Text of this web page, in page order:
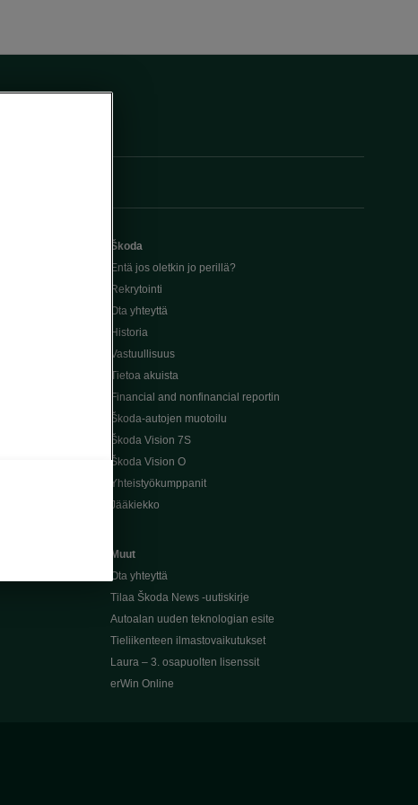
Škoda
Entä jos oletkin jo perillä?
Rekrytointi
Ota yhteyttä
Historia
Vastuullisuus
Tietoa akuista
Financial and nonfinancial reportin
Škoda-autojen muotoilu
Škoda Vision 7S
Škoda Vision O
Yhteistyökumppanit
Jääkiekko
Muut
Ota yhteyttä
Tilaa Škoda News -uutiskirje
Autoalan uuden teknologian esite
Tieliikenteen ilmastovaikutukset
Laura – 3. osapuolten lisenssit
erWin Online